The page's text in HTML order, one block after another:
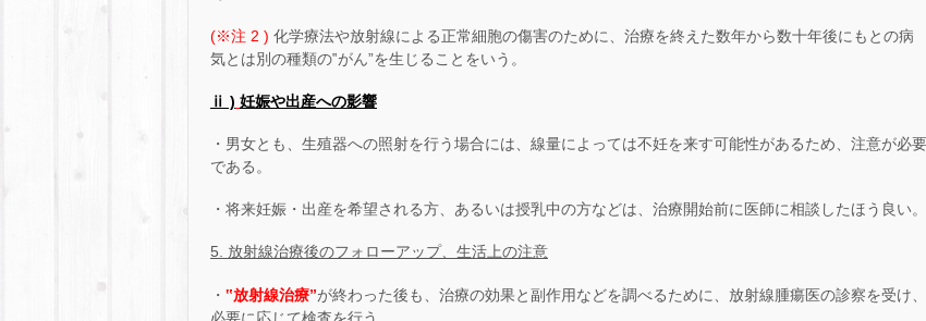
(※注 2 ) 化学療法や放射線による正常細胞の傷害のために、治療を終えた数年から数十年後にもとの病
気とは別の種類の‟がん”を生じることをいう。
ⅱ ) 妊娠や出産への影響
・男女とも、生殖器への照射を行う場合には、線量によっては不妊を来す可能性があるため、注意が必要
である。
・将来妊娠・出産を希望される方、あるいは授乳中の方などは、治療開始前に医師に相談したほう良い。
5. 放射線治療後のフォローアップ、生活上の注意
・ ‟放射線治療”が終わった後も、治療の効果と副作用などを調べるために、放射線腫瘍医の診察を受け、
必要に応じて検査を行う。